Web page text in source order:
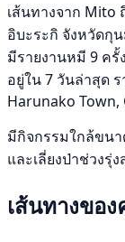
เส้นทางจาก Mito
อิบะระกิ จังหวัดกุ
มีรายงานหมี 9 ครั้
อยู่ใน 7 วันล่าสุด
Harunako Town,
มีกิจกรรมใกล้ขน
และเลี่ยงป่าช่วงรุ่
เส้นทางขอ